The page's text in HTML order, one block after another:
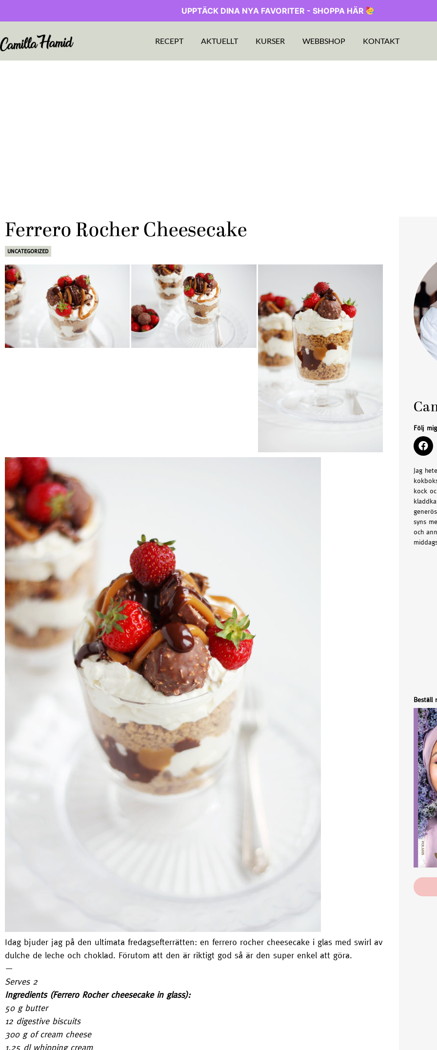
UPPTÄCK DINA NYA FAVORITER - SHOPPA HÄR
RECEPT AKTUELLT KURSER WEBBSHOP KONTAKT
Ferrero Rocher Cheesecake
UNCATEGORIZED
Idag bjuder jag på den ultimata fredagsefterrätten: en ferrero rocher cheesecake i glas med swirl av
dulche de leche och choklad. Förutom att den är riktigt god så är den super enkel att göra.
—
Serves 2
Ingredients (Ferrero Rocher cheesecake in glass):
50 g butter
12 digestive biscuits
300 g of cream cheese
1.25 dl whipping cream
Följ
Jag
kock
syns
och
Beställ